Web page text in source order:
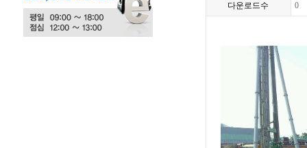
다운로드수 0